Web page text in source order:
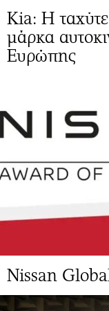
Kia: Η
μάρκα
Ευρώπης
Νissan